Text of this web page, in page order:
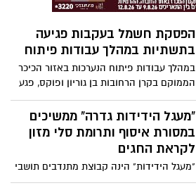
הכתבה
הפסקת חשמל בעקבות פגיעה
בתשתיות במהלך עבודות פיתוח
במהלך עבודות פיתוח הנערכות באזור הכיכר
הממוקם בקרן הרחובות בן גוריון ופוקס, פגע
טרקטור שפעל במקום בקו חשמל, מה שגרם
להפסקת חשמל באזור רחוב הדרור
"מעגל הידידות גדרה" ממשיכים
במסורת איסוף ותרומת סלי מזון
לקראת החגים
"מעגל הידידות" הינה קבוצת מתנדבים תושבי
גדרה, ברובה אנשי חב"ד, אשר עוסקים במשך